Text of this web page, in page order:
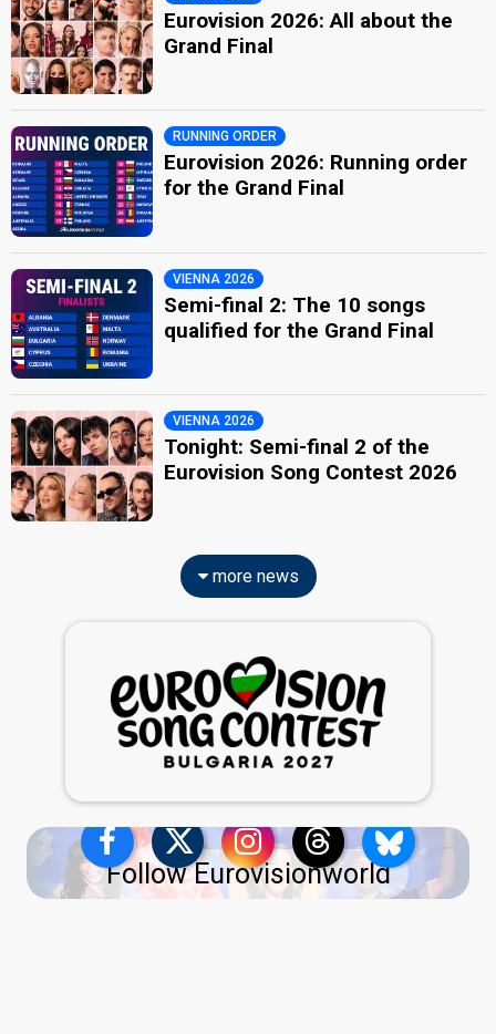
Eurovision 2026: All about the
Grand Final
RUNNING ORDER
Eurovision 2026: Running order
for the Grand Final
VIENNA 2026
Semi-final 2: The 10 songs
qualified for the Grand Final
VIENNA 2026
Tonight: Semi-final 2 of the
Eurovision Song Contest 2026
more news
Follow Eurovisionworld